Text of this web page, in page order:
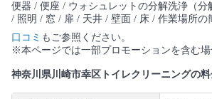
便器 / 便座 / ウォシュレットの分解洗浄（分
/ 照明 / 窓 / 扉 / 天井 / 壁面 / 床 / 作業場所の
口コミ もご参照ください。
※本ページでは一部プロモーションを含む場
神奈川県川崎市幸区トイレクリーニングの